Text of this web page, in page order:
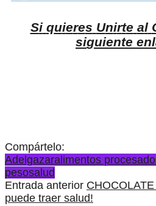
Si quieres Unirte al
siguiente enl
Compártelo:
Adelgazaralimentos
pesosalud
Entrada anterior
puede traer salud!